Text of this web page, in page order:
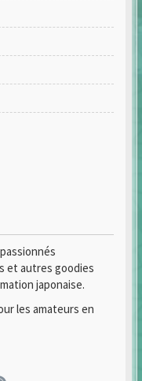
et autres goodies
japonaise.
les amateurs en